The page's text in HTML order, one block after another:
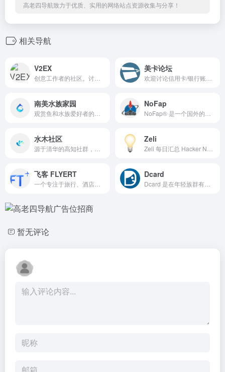
高老四导航致力于优质、实用的网络站点资源收集与分享！
相关导航
V2EX 美卡论坛
南美水族家园 NoFap
水木社区 Zeli
飞客 FLYERT Dcard
暂无评论